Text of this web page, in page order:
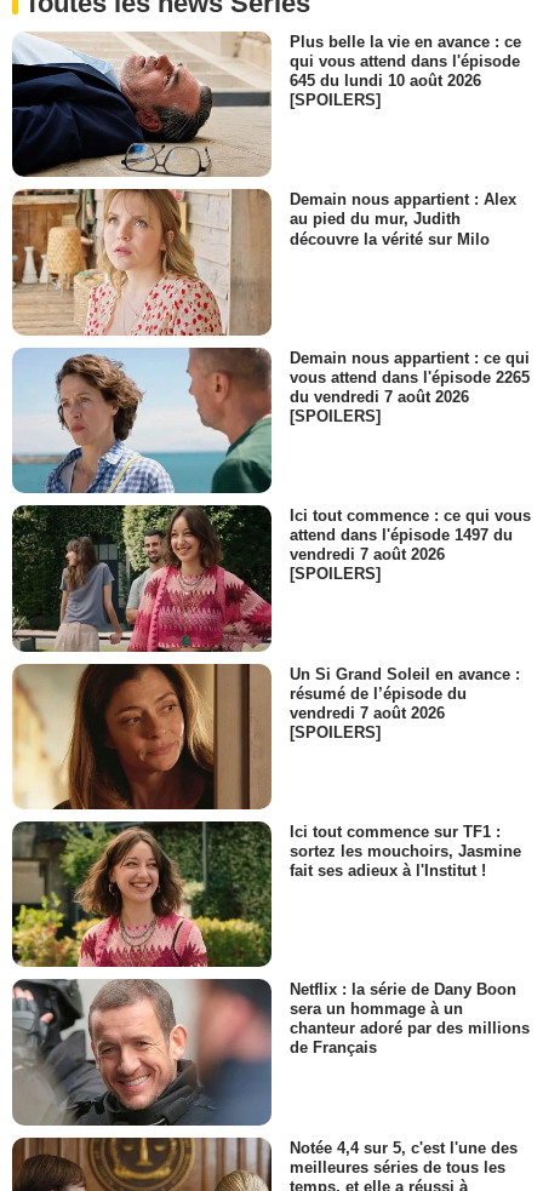
Plus belle la vie en avance : ce
qui vous attend dans l'épisode
645 du lundi 10 août 2026
[SPOILERS]
Demain nous appartient : Alex
au pied du mur, Judith
découvre la vérité sur Milo
Demain nous appartient : ce qui
vous attend dans l'épisode 2265
du vendredi 7 août 2026
[SPOILERS]
Ici tout commence : ce qui vous
attend dans l'épisode 1497 du
vendredi 7 août 2026
[SPOILERS]
Un Si Grand Soleil en avance :
résumé de l’épisode du
vendredi 7 août 2026
[SPOILERS]
Ici tout commence sur TF1 :
sortez les mouchoirs, Jasmine
fait ses adieux à l'Institut !
Netflix : la série de Dany Boon
sera un hommage à un
chanteur adoré par des millions
de Français
Notée 4,4 sur 5, c'est l'une des
meilleures séries de tous les
temps, et elle a réussi à